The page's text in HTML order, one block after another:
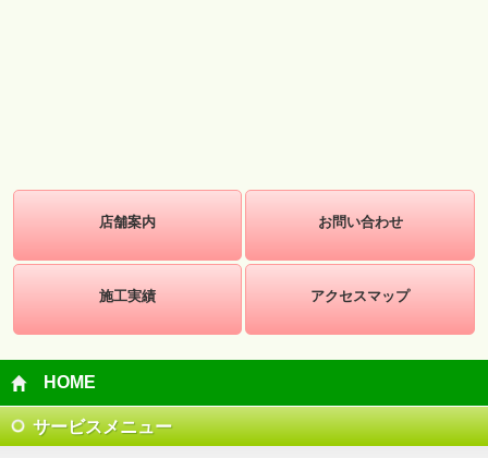
店舗案内 お問い合わせ
施工実績 アクセスマップ
HOME
サービスメニュー